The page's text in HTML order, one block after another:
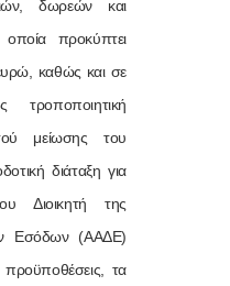
δωρεών και
προκύπτει
καθώς και σε
τροποποιητική
μείωσης του
διάταξη για
Διοικητή της
Εσόδων (ΑΑΔΕ)
προϋποθέσεις, τα